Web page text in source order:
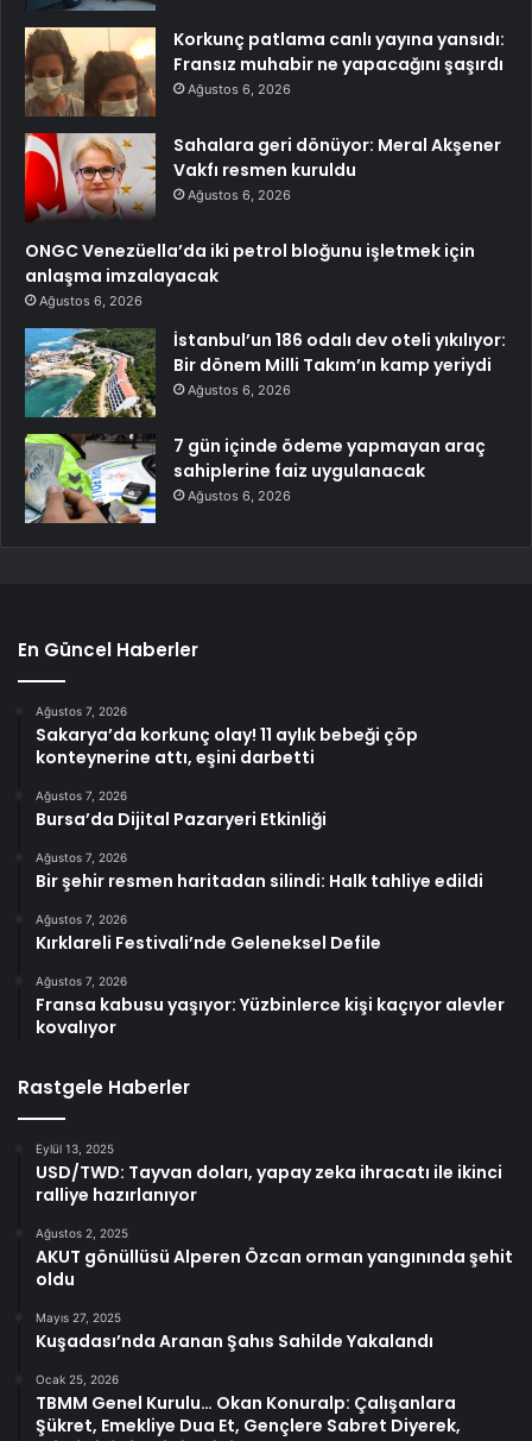
Korkunç patlama canlı yayına yansıdı:
Fransız muhabir ne yapacağını şaşırdı
Ağustos 6, 2026
Sahalara geri dönüyor: Meral Akşener
Vakfı resmen kuruldu
Ağustos 6, 2026
ONGC Venezüella’da iki petrol bloğunu işletmek için
anlaşma imzalayacak
Ağustos 6, 2026
İstanbul’un 186 odalı dev oteli yıkılıyor:
Bir dönem Milli Takım’ın kamp yeriydi
Ağustos 6, 2026
7 gün içinde ödeme yapmayan araç
sahiplerine faiz uygulanacak
Ağustos 6, 2026
En Güncel Haberler
Ağustos 7, 2026
Sakarya’da korkunç olay! 11 aylık bebeği çöp
konteynerine attı, eşini darbetti
Ağustos 7, 2026
Bursa’da Dijital Pazaryeri Etkinliği
Ağustos 7, 2026
Bir şehir resmen haritadan silindi: Halk tahliye edildi
Ağustos 7, 2026
Kırklareli Festivali’nde Geleneksel Defile
Ağustos 7, 2026
Fransa kabusu yaşıyor: Yüzbinlerce kişi kaçıyor alevler
kovalıyor
Rastgele Haberler
Eylül 13, 2025
USD/TWD: Tayvan doları, yapay zeka ihracatı ile ikinci
ralliye hazırlanıyor
Ağustos 2, 2025
AKUT gönüllüsü Alperen Özcan orman yangınında şehit
oldu
Mayıs 27, 2025
Kuşadası’nda Aranan Şahıs Sahilde Yakalandı
Ocak 25, 2026
TBMM Genel Kurulu… Okan Konuralp: Çalışanlara
Şükret, Emekliye Dua Et, Gençlere Sabret Diyerek,